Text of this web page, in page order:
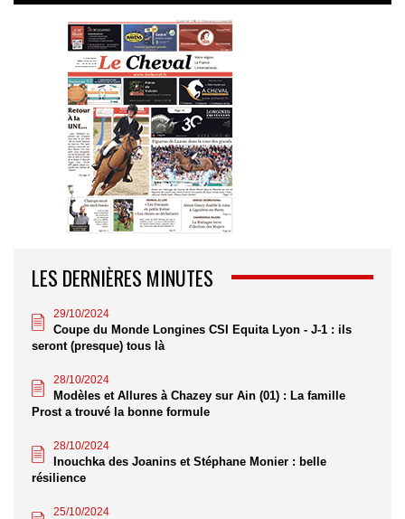
LES DERNIÈRES MINUTES
29/10/2024
Coupe du Monde Longines CSI Equita Lyon - J-1 : ils
seront (presque) tous là
28/10/2024
Modèles et Allures à Chazey sur Ain (01) : La famille
Prost a trouvé la bonne formule
28/10/2024
Inouchka des Joanins et Stéphane Monier : belle
résilience
25/10/2024